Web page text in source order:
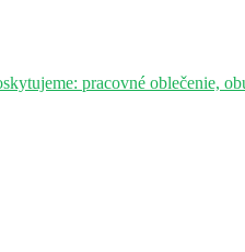
pracovné oblečenie,